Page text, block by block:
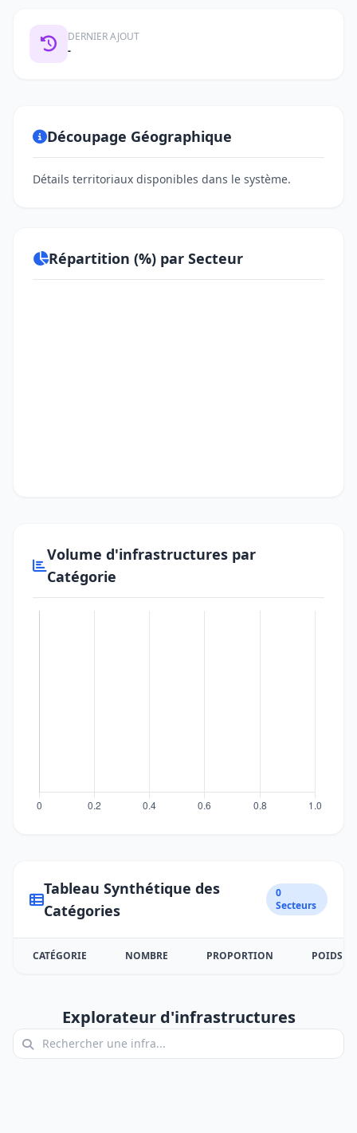
DERNIER AJOUT
-
Découpage Géographique
Détails territoriaux disponibles dans le système.
Répartition (%) par Secteur
Volume d'infrastructures par
Catégorie
Tableau Synthétique des
Catégories
0
Secteurs
CATÉGORIE NOMBRE PROPORTION POIDS
Explorateur d'infrastructures